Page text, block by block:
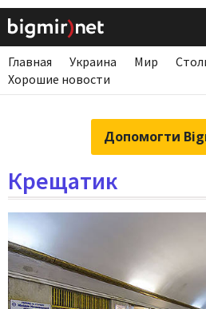
Главная Украина Мир
Хорошие новости
Допомогти
Крещатик